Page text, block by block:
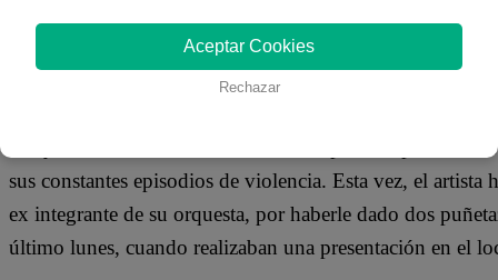
Redacción Latina
18 de septiembre 2019
Tony Rosado es noticia una vez más, pero no por sus
sus constantes episodios de violencia. Esta vez, el
ex integrante de su orquesta, por haberle dado dos
último lunes, cuando realizaban una presentación en el
Aceptar Cookies
Rechazar